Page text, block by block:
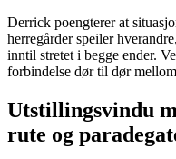
Derrick poengterer at
herregårder speiler
inntil stretet i begge ender.
forbindelse dør til dør
Utstillingsvindu
rute og